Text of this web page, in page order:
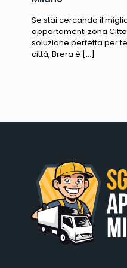
Se stai cercando il
appartamenti zona
soluzione perfetta per
città, Brera è […]